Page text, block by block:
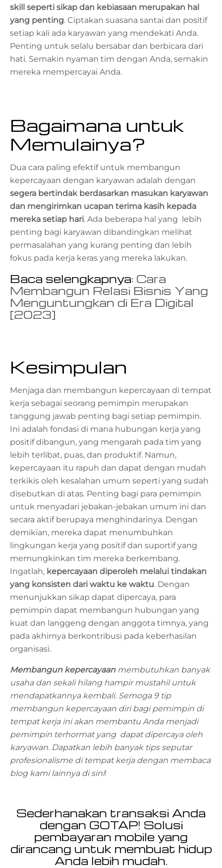
skill seperti sikap dan kebiasaan merupakan hal
yang penting. Ciptakan suasana santai dan positif
setiap kali ada karyawan yang mendekati Anda.
Penting untuk selalu bersabar dan berbicara dari
hati. Semakin nyaman tim dengan Anda, semakin
mereka mempercayai Anda.
Bagaimana untuk
Memulainya?
Dua cara paling efektif untuk membangun
kepercayaan dengan karyawan adalah dengan
segera bertindak berdasarkan masukan karyawan
dan mengirimkan ucapan terima kasih kepada
mereka setiap hari. Ada beberapa hal yang lebih
penting bagi karyawan dibandingkan melihat
permasalahan yang kurang penting dan lebih
fokus pada kerja keras yang mereka lakukan.
Baca selengkapnya: Cara
Membangun Relasi Bisnis Yang
Menguntungkan di Era Digital
[2023]
Kesimpulan
Menjaga dan membangun kepercayaan di tempat
kerja sebagai seorang pemimpin merupakan
tanggung jawab penting bagi setiap pemimpin.
Ini adalah fondasi di mana hubungan kerja yang
positif dibangun, yang mengarah pada tim yang
lebih terlibat, puas, dan produktif. Namun,
kepercayaan itu rapuh dan dapat dengan mudah
terkikis oleh kesalahan umum seperti yang sudah
disebutkan di atas. Penting bagi para pemimpin
untuk menyadari jebakan-jebakan umum ini dan
secara aktif berupaya menghindarinya. Dengan
demikian, mereka dapat menumbuhkan
lingkungan kerja yang positif dan suportif yang
memungkinkan tim mereka berkembang.
Ingatlah, kepercayaan diperoleh melalui tindakan
yang konsisten dari waktu ke waktu. Dengan
menunjukkan sikap dapat dipercaya, para
pemimpin dapat membangun hubungan yang
kuat dan langgeng dengan anggota timnya, yang
pada akhirnya berkontribusi pada keberhasilan
organisasi.
Membangun kepercayaanmembutuhkan banyak
usaha dan sekali hilang hampir mustahil untuk
mendapatkannya kembali. Semoga 9 tip
membangun kepercayaan diri bagi pemimpin di
tempat kerja ini akan membantu Anda menjadi
pemimpin terhormat yang dapat dipercaya oleh
karyawan. Dapatkan lebih banyak tips seputar
profesionalisme di tempat kerja dengan membaca
blog kami lainnya di sini!
Sederhanakan transaksi Anda
dengan GOTAP! Solusi
pembayaran mobile yang
dirancang untuk membuat hidup
Anda lebih mudah.